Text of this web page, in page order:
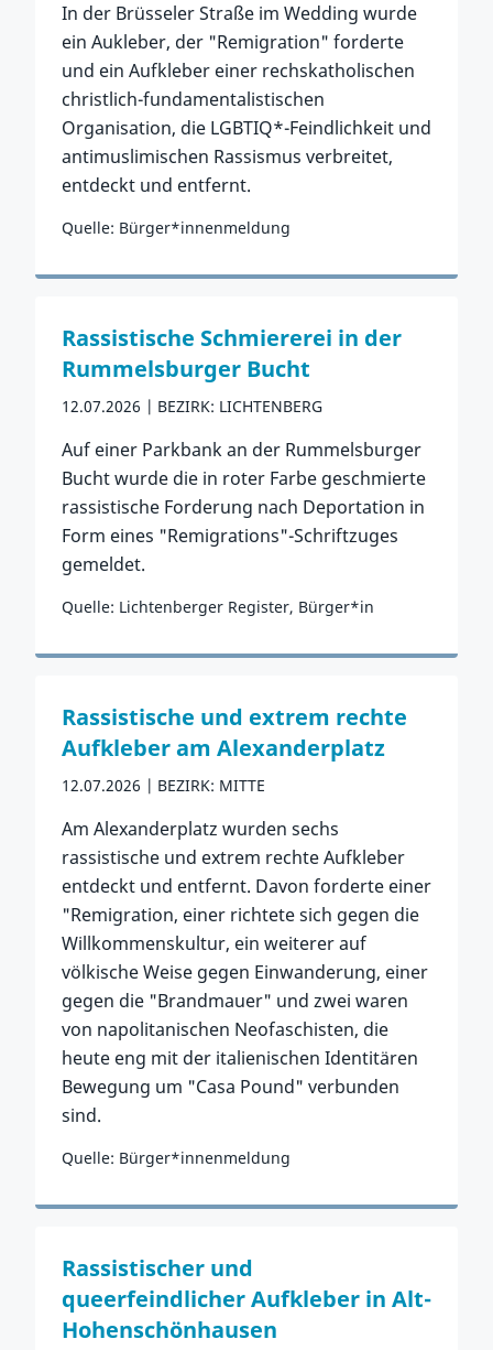
In der Brüsseler Straße im Wedding wurde
ein Aukleber, der "Remigration" forderte
und ein Aufkleber einer rechskatholischen
christlich-fundamentalistischen
Organisation, die LGBTIQ*-Feindlichkeit und
antimuslimischen Rassismus verbreitet,
entdeckt und entfernt.
Quelle: Bürger*innenmeldung
Zum Vorfall
Rassistische Schmiererei in der
Rummelsburger Bucht
12.07.2026 BEZIRK: LICHTENBERG
Auf einer Parkbank an der Rummelsburger
Bucht wurde die in roter Farbe geschmierte
rassistische Forderung nach Deportation in
Form eines "Remigrations"-Schriftzuges
gemeldet.
Quelle: Lichtenberger Register, Bürger*in
Zum Vorfall
Rassistische und extrem rechte
Aufkleber am Alexanderplatz
12.07.2026 BEZIRK: MITTE
Am Alexanderplatz wurden sechs
rassistische und extrem rechte Aufkleber
entdeckt und entfernt. Davon forderte einer
"Remigration, einer richtete sich gegen die
Willkommenskultur, ein weiterer auf
völkische Weise gegen Einwanderung, einer
gegen die "Brandmauer" und zwei waren
von napolitanischen Neofaschisten, die
heute eng mit der italienischen Identitären
Bewegung um "Casa Pound" verbunden
sind.
Quelle: Bürger*innenmeldung
Zum Vorfall
Rassistischer und
queerfeindlicher Aufkleber in Alt-
Hohenschönhausen